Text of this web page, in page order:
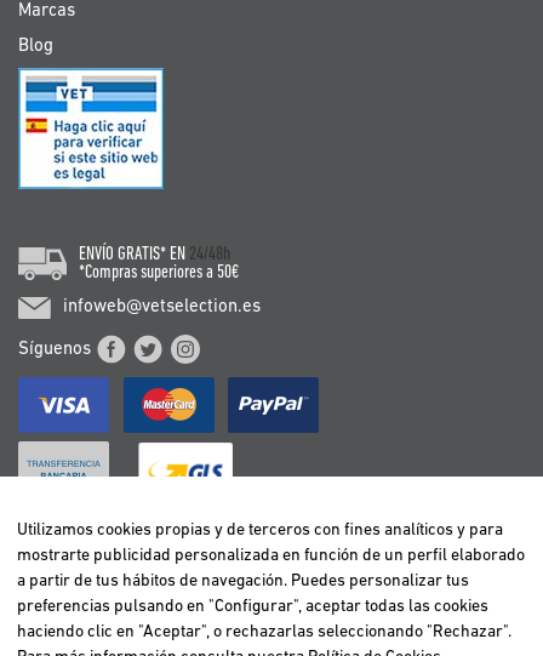
Marcas
Blog
ENVÍO GRATIS* EN 24/48h
*Compras superiores a 50€
infoweb@vetselection.es
Síguenos
BELGIË / BELGIQUE
DEUTSCHLAND
ESPAÑA
Utilizamos cookies propias y de terceros con fines analíticos y para
mostrarte publicidad personalizada en función de un perfil elaborado
a partir de tus hábitos de navegación. Puedes personalizar tus
preferencias pulsando en "Configurar", aceptar todas las cookies
haciendo clic en "Aceptar", o rechazarlas seleccionando "Rechazar".